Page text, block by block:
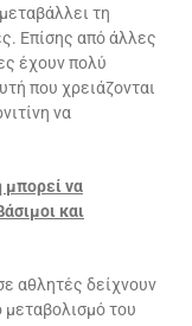
μεταβάλλει τη
Επίσης από άλλες
έχουν πολύ
που χρειάζονται
να
μπορεί να
και
αθλητές δείχνουν
μεταβολισμό του